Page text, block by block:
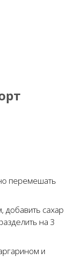
перемешать
добавить сахар
на 3
и